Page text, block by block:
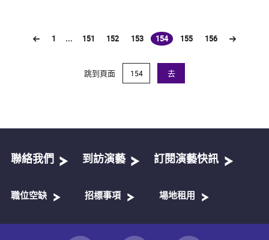
1 ... 151 152 153 154
(current)155 156
跳到頁面 去
聯絡我們 到訪演藝 訂閱演藝快訊
職位空缺 招標事項 場地租用